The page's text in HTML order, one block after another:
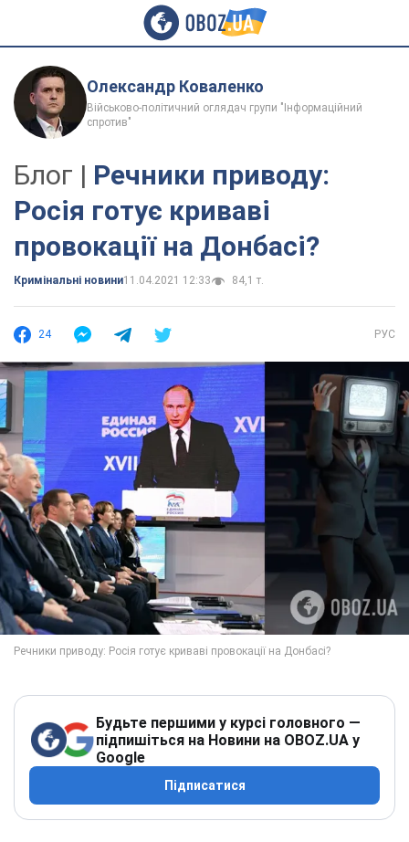
Олександр Коваленко
Військово-політичний оглядач групи "Інформаційний
спротив"
Блог | Речники приводу:
Росія готує криваві
провокації на Донбасі?
Кримінальні новини11.04.2021 12:33 84,1 т.
24 РУС
Будьте першими у курсі головного —
підпишіться на Новини на OBOZ.UA у
Google
Підписатися